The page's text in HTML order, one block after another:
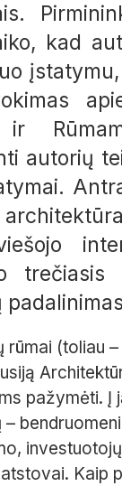
kad
autorių
trečiasis
(toliau –
pažymėti. Į
Kaip